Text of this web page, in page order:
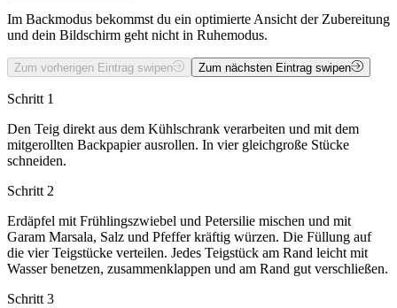
Im Backmodus bekommst du ein optimierte Ansicht der Zubereitung
und dein Bildschirm geht nicht in Ruhemodus.
Zum vorherigen Eintrag swipen Zum nächsten Eintrag swipen
Schritt 1
Den Teig direkt aus dem Kühlschrank verarbeiten und mit dem
mitgerollten Backpapier ausrollen. In vier gleichgroße Stücke
schneiden.
Schritt 2
Erdäpfel mit Frühlingszwiebel und Petersilie mischen und mit
Garam Marsala, Salz und Pfeffer kräftig würzen. Die Füllung auf
die vier Teigstücke verteilen. Jedes Teigstück am Rand leicht mit
Wasser benetzen, zusammenklappen und am Rand gut verschließen.
Schritt 3